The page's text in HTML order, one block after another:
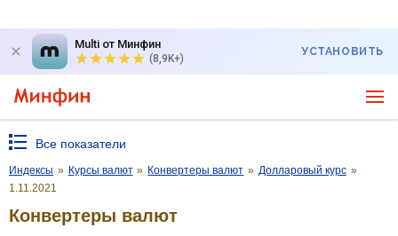
Multi от Минфин
(8,9K+)
УСТАНОВИТЬ
Все показатели
Индексы » Курсы валют » Конвертеры валют » Долларовый курс »
1.11.2021
Конвертеры валют